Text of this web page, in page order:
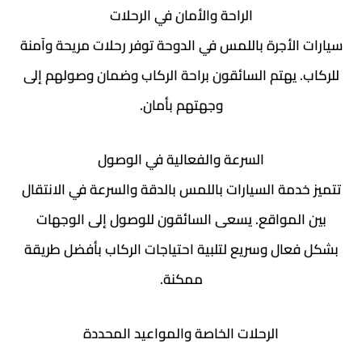
الراحة والأمان في الرحلات
سيارات الأجرة باللمس في الدوحة توفر رحلات مريحة وآمنة
للركاب. يهتم السائقون براحة الركاب وضمان وصولهم إلى
وجهتهم بأمان.
السرعة والفعالية في الوصول
تتميز خدمة السيارات باللمس بالدقة والسرعة في الانتقال
بين المواقع. يسعى السائقون للوصول إلى الوجهات
بشكل فعال وسريع لتلبية احتياجات الركاب بأفضل طريقة
ممكنة.
الرحلات الخاصة والمواعيد المحددة